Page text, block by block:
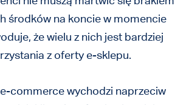
środków na koncie w momencie
że wielu z nich jest bardziej
z oferty e-sklepu.
commerce wychodzi naprzeciw